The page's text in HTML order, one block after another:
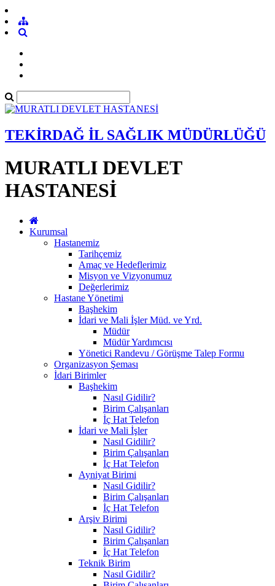
TEKİRDAĞ İL SAĞLIK MÜDÜRLÜĞÜ
MURATLI DEVLET
HASTANESİ
Kurumsal
Hastanemiz
Tarihçemiz
Amaç ve Hedeflerimiz
Misyon ve Vizyonumuz
Değerlerimiz
Hastane Yönetimi
Başhekim
İdari ve Mali İşler Müd. ve Yrd.
Müdür
Müdür Yardımcısı
Yönetici Randevu / Görüşme Talep Formu
Organizasyon Şeması
İdari Birimler
Başhekim
Nasıl Gidilir?
Birim Çalışanları
İç Hat Telefon
İdari ve Mali İşler
Nasıl Gidilir?
Birim Çalışanları
İç Hat Telefon
Ayniyat Birimi
Nasıl Gidilir?
Birim Çalışanları
İç Hat Telefon
Arşiv Birimi
Nasıl Gidilir?
Birim Çalışanları
İç Hat Telefon
Teknik Birim
Nasıl Gidilir?